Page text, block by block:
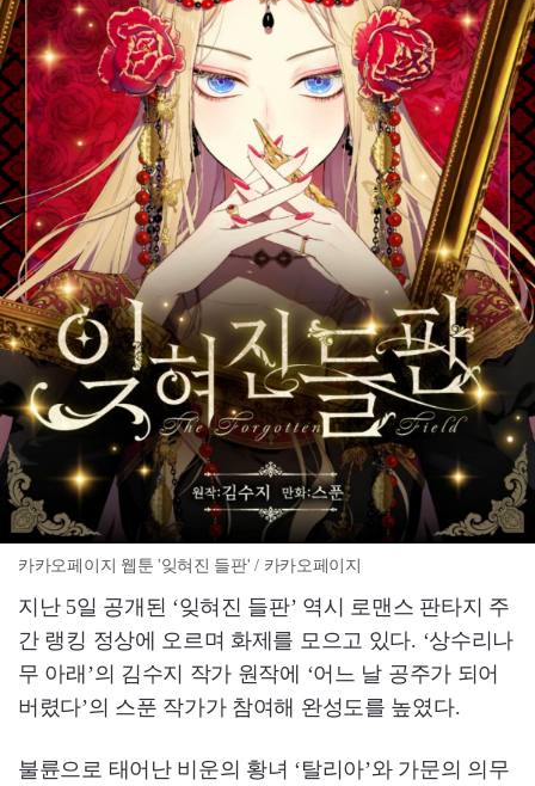
카카오페이지 웹툰 '잊혀진 들판' / 카카오페이지
지난 5일 공개된 ‘잊혀진 들판’ 역시 로맨스 판타지 주
간 랭킹 정상에 오르며 화제를 모으고 있다. ‘상수리나
무 아래’의 김수지 작가 원작에 ‘어느 날 공주가 되어
버렸다’의 스푼 작가가 참여해 완성도를 높였다.
불륜으로 태어난 비운의 황녀 ‘탈리아’와 가문의 의무